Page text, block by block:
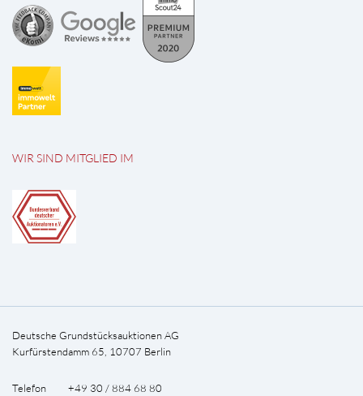
WIR SIND MITGLIED IM
Deutsche Grundstücksauktionen AG
Kurfürstendamm 65, 10707 Berlin
Telefon +49 30 / 884 68 80